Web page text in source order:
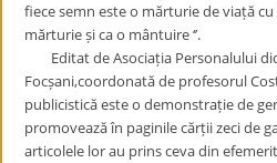
fiece semn este o mărturie de viață cu
mărturie și ca o mântuire ‘’.
Editat de Asociația Personalului
Focșani,coordonată de profesorul
publicistică este o demonstrație de
promovează în paginile cărții zeci de
articolele lor au prins ceva din